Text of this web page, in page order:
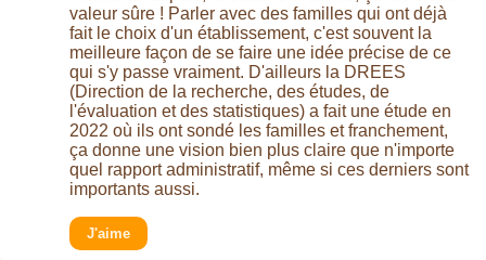
valeur sûre ! Parler avec des familles qui ont déjà
fait le choix d'un établissement, c'est souvent la
meilleure façon de se faire une idée précise de ce
qui s'y passe vraiment. D'ailleurs la DREES
(Direction de la recherche, des études, de
l'évaluation et des statistiques) a fait une étude en
2022 où ils ont sondé les familles et franchement,
ça donne une vision bien plus claire que n'importe
quel rapport administratif, même si ces derniers sont
importants aussi.
J'aime